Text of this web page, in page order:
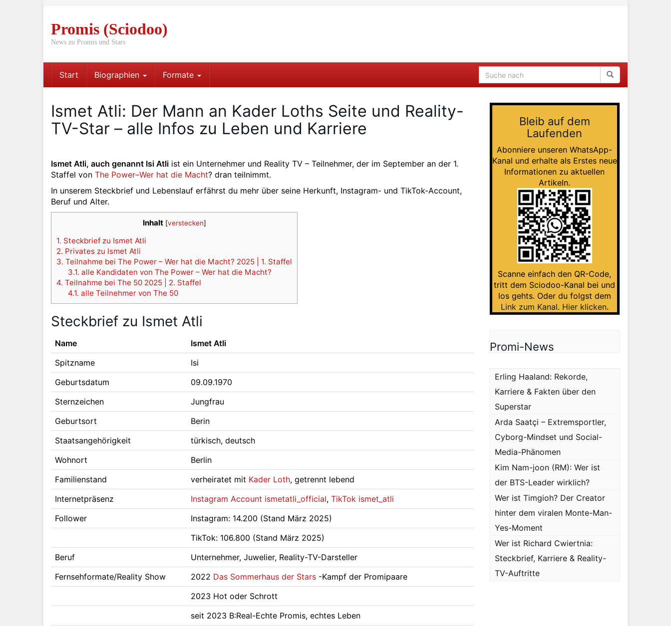
Promis (Sciodoo)
News zu Promis und Stars
Start Biographien Formate
Ismet Atli: Der Mann an Kader Loths Seite und Reality-
TV-Star – alle Infos zu Leben und Karriere
Ismet Atli, auch genannt Isi Atli ist ein Unternehmer und Reality TV – Teilnehmer, der im September an der 1.
Staffel von The Power–Wer hat die Macht? dran teilnimmt.
In unserem Steckbrief und Lebenslauf erfährst du mehr über seine Herkunft, Instagram- und TikTok-Account,
Beruf und Alter.
Inhalt [verstecken]
1. Steckbrief zu Ismet Atli
2. Privates zu Ismet Atli
3. Teilnahme bei The Power – Wer hat die Macht? 2025 | 1. Staffel
3.1. alle Kandidaten von The Power – Wer hat die Macht?
4. Teilnahme bei The 50 2025 | 2. Staffel
4.1. alle Teilnehmer von The 50
Steckbrief zu Ismet Atli
Name
Ismet Atli
Spitzname
Isi
Geburtsdatum
09.09.1970
Sternzeichen
Jungfrau
Geburtsort
Berin
Staatsangehörigkeit
türkisch, deutsch
Wohnort
Berlin
Familienstand
verheiratet mit Kader Loth, getrennt lebend
Internetpräsenz
Instagram Account ismetatli_official,TikTok ismet_atli
Follower
Instagram: 14.200 (Stand März 2025)
TikTok: 106.800 (Stand März 2025)
Beruf
Unternehmer, Juwelier, Reality-TV-Darsteller
Fernsehformate/Reality Show
2022 Das Sommerhaus der Stars -Kampf der Promipaare
2023 Hot oder Schrott
seit 2023 B:Real-Echte Promis, echtes Leben
Bleib auf dem
Laufenden
Abonniere unseren WhatsApp-
Kanal und erhalte als Erstes neue
Informationen zu aktuellen
Artikeln.
Scanne einfach den QR-Code,
tritt dem Sciodoo-Kanal bei und
los gehts. Oder du folgst dem
Link zum Kanal. Hier klicken.
Promi-News
Erling Haaland: Rekorde,
Karriere & Fakten über den
Superstar
Arda Saatçi – Extremsportler,
Cyborg-Mindset und Social-
Media-Phänomen
Kim Nam-joon (RM): Wer ist
der BTS-Leader wirklich?
Wer ist Timgioh? Der Creator
hinter dem viralen Monte-Man-
Yes-Moment
Wer ist Richard Cwiertnia:
Steckbrief, Karriere & Reality-
TV-Auftritte